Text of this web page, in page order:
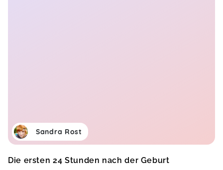
Sandra Rost
Die ersten 24 Stunden nach der Geburt